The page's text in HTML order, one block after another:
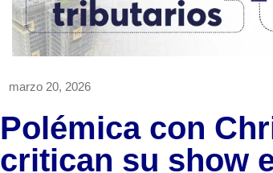
marzo 20, 2026
Polémica con
critican su show